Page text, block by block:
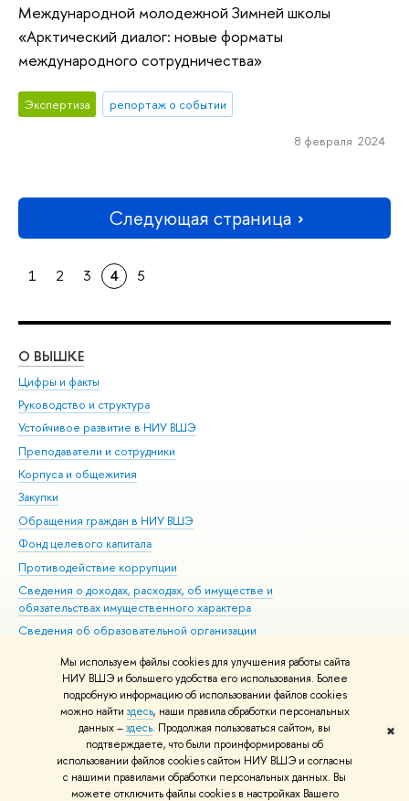
Мы используем файлы cookies для улучшения работы сайта
НИУ ВШЭ и большего удобства его использования. Более
подробную информацию об использовании файлов cookies
можно найти здесь, наши правила обработки персональных
данных –здесь. Продолжая пользоваться сайтом, вы
подтверждаете, что были проинформированы об
использовании файлов cookies сайтом НИУ ВШЭ и согласны
с нашими правилами обработки персональных данных. Вы
можете отключить файлы cookies в настройках Вашего
✖
Международной молодежной Зимней школы
«Арктический диалог: новые форматы
международного сотрудничества»
Экспертиза репортаж о событии
8 февраля 2024
Следующая страница
1 2 3 4 5
О ВЫШКЕ
Цифры и факты
Руководство и структура
Устойчивое развитие в НИУ ВШЭ
Преподаватели и сотрудники
Корпуса и общежития
Закупки
Обращения граждан в НИУ ВШЭ
Фонд целевого капитала
Противодействие коррупции
Сведения о доходах, расходах, об имуществе и
обязательствах имущественного характера
Сведения об образовательной организации
Людям с ограниченными возможностями здоровья
Единая платежная страница
Работа в Вышке
© НИУ ВШЭ 1993–2026 Адреса и контакты Условия использования
материалов Политика конфиденциальности Карта сайта
Шрифты HSE Sans и HSE Slab разработаны вШколе дизайна НИУ ВШЭ